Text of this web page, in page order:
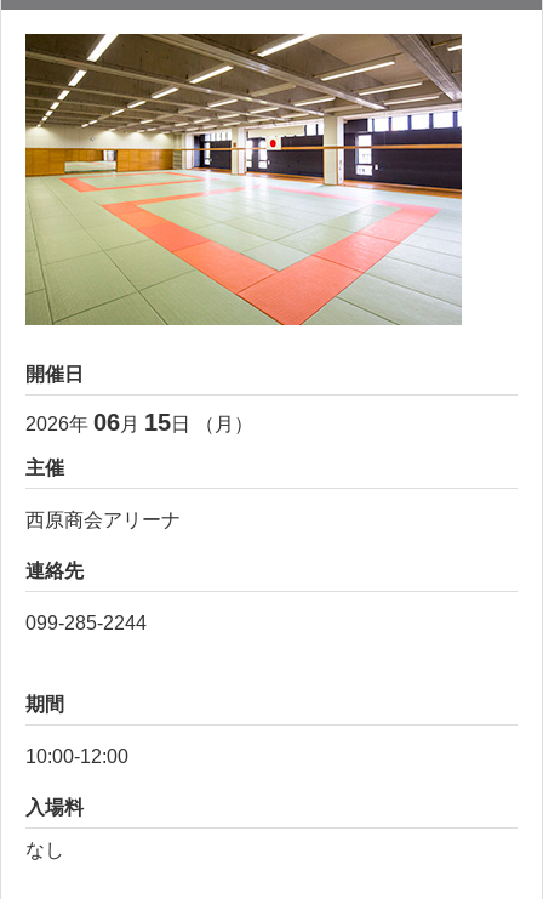
開催日
2026年 06月 15日 （ 月 ）
主催
西原商会アリーナ
連絡先
099-285-2244
期間
10:00-12:00
入場料
なし